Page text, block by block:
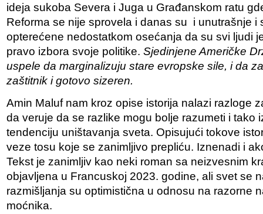
ideja sukoba Severa i Juga u Građanskom ratu
Reforma se nije sprovela i danas su i unutrašnje i
opterećene nedostatkom osećanja da su svi ljudi
pravo izbora svoje politike. Sjedinjene Američke
uspele da marginalizuju stare evropske sile, i da
zaštitnik i gotovo sizeren.
Amin Maluf nam kroz opise istorija nalazi razloge
da veruje da se razlike mogu bolje razumeti i tako
tendenciju uništavanja sveta. Opisujući tokove
veze tosu koje se zanimljivo prepliću. Iznenadi i
Tekst je zanimljiv kao neki roman sa neizvesnim
objavljena u Francuskoj 2023. godine, ali svet se
razmišljanja su optimistična u odnosu na razorne
moćnika.